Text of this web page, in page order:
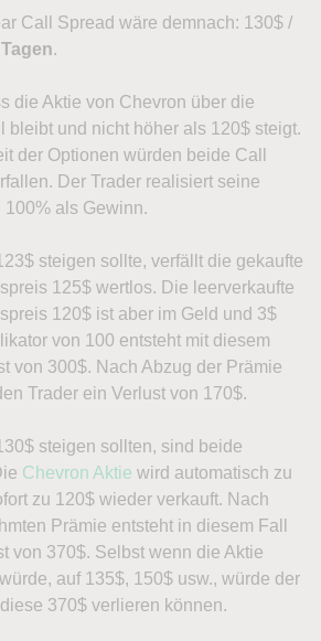
Call Spread wäre demnach: 130$ /
.
die Aktie von Chevron über die
bleibt und nicht höher als 120$ steigt.
der Optionen würden beide Call
Der Trader realisiert seine
100% als Gewinn.
steigen sollte, verfällt die gekaufte
125$ wertlos. Die leerverkaufte
120$ ist aber im Geld und 3$
von 100 entsteht mit diesem
von 300$. Nach Abzug der Prämie
Trader ein Verlust von 170$.
steigen sollten, sind beide
Chevron Aktie wird automatisch zu
zu 120$ wieder verkauft. Nach
Prämie entsteht in diesem Fall
von 370$. Selbst wenn die Aktie
auf 135$, 150$ usw., würde der
370$ verlieren können.